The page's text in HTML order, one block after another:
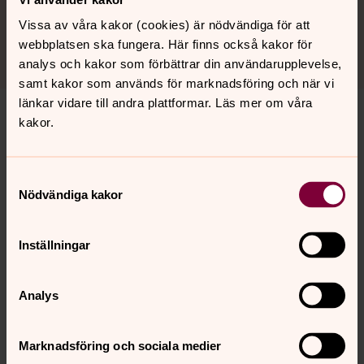
Vissa av våra kakor (cookies) är nödvändiga för att
webbplatsen ska fungera. Här finns också kakor för
analys och kakor som förbättrar din användarupplevelse,
samt kakor som används för marknadsföring och när vi
länkar vidare till andra plattformar. Läs mer om våra
kakor.
Nödvändiga kakor
Inställningar
Analys
Marknadsföring och sociala medier
Johannebergs församling eller av någon annan anledning
inte fått tidningen kan du läsa den här!
Stolta berättelser
skillnad för göteborgare i olika ålder och livssituation. Du
som valt att vara medlem i Svenska kyrkan gör det
möjligt. Vi har alla anledning att vara stolta. Läs mer om
våra verksamheter här!
Bli medlem i Svenska kyrkan!
bredden av kyrkans liv – diakoni, gemenskap,